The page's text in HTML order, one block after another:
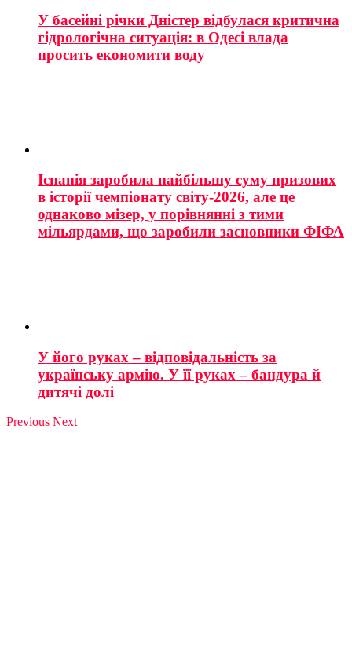
У басейні річки Дністер відбулася критична
гідрологічна ситуація: в Одесі влада
просить економити воду
Іспанія заробила найбільшу суму призових
в історії чемпіонату світу-2026, але це
однаково мізер, у порівнянні з тими
мільярдами, що заробили засновники ФІФА
У його руках – відповідальність за
українську армію. У її руках – бандура й
дитячі долі
Previous Next